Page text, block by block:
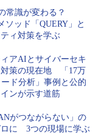
常識が変わる？
ソッド「QUERY」と
ィ対策を学ぶ
アAIとサイバーセキ
対策の現在地 「17万
ド分析」事例と公的
ンが示す道筋
がつながらない」の
ロに 3つの現場に学ぶ